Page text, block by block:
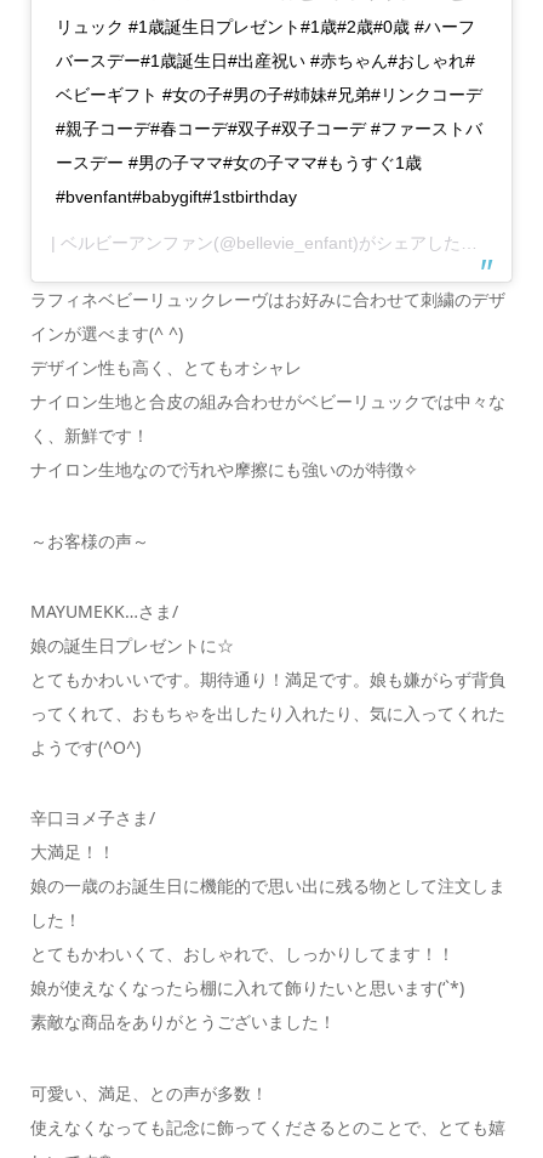
リュック #1歳誕生日プレゼント#1歳#2歳#0歳 #ハーフ
バースデー#1歳誕生日#出産祝い #赤ちゃん#おしゃれ#
ベビーギフト #女の子#男の子#姉妹#兄弟#リンクコーデ
#親子コーデ#春コーデ#双子#双子コーデ #ファーストバ
ースデー #男の子ママ#女の子ママ#もうすぐ1歳
#bvenfant#babygift#1stbirthday
| ベルビーアンファン(@bellevie_enfant)がシェアした投稿 –
ラフィネベビーリュックレーヴはお好みに合わせて刺繍のデザ
インが選べます(^ ^)
デザイン性も高く、とてもオシャレ
ナイロン生地と合皮の組み合わせがベビーリュックでは中々な
く、新鮮です！
ナイロン生地なので汚れや摩擦にも強いのが特徴✧
～お客様の声～
MAYUMEKK…さま/
娘の誕生日プレゼントに☆
とてもかわいいです。期待通り！満足です。娘も嫌がらず背負
ってくれて、おもちゃを出したり入れたり、気に入ってくれた
ようです(^O^)
辛口ヨメ子さま/
大満足！！
娘の一歳のお誕生日に機能的で思い出に残る物として注文しま
した！
とてもかわいくて、おしゃれで、しっかりしてます！！
娘が使えなくなったら棚に入れて飾りたいと思います(‘`*)
素敵な商品をありがとうございました！
可愛い、満足、との声が多数！
使えなくなっても記念に飾ってくださるとのことで、とても嬉